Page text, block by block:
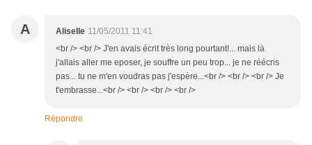
A Aliselle 11/05/2011 11:41
<br /> <br /> J'en avais écrit très long pourtant!... mais là
j'allais aller me eposer, je souffre un peu trop... je ne réécris
pas... tu ne m'en voudras pas j'espère...<br /> <br /> <br /> Je
t'embrasse...<br /> <br /> <br /> <br />
Répondre